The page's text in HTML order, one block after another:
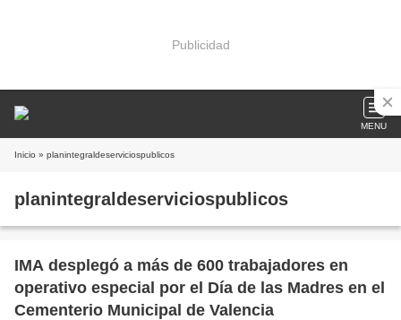
Publicidad
MENU
Inicio » planintegraldeserviciospublicos
planintegraldeserviciospublicos
IMA desplegó a más de 600 trabajadores en
operativo especial por el Día de las Madres en el
Cementerio Municipal de Valencia